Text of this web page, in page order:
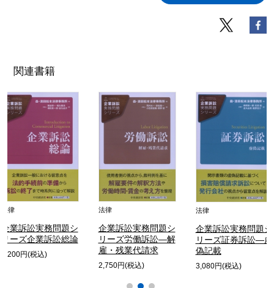
関連書籍
法律
企業訴訟実務問題シ
リーズ企業訴訟総論
2,200円(税込)
法律
企業訴訟実務問題シ
リーズ労働訴訟―解
雇・残業代請求
2,750円(税込)
法律
企業訴訟実務問題シ
リーズ証券訴訟―虚
偽記載
3,080円(税込)